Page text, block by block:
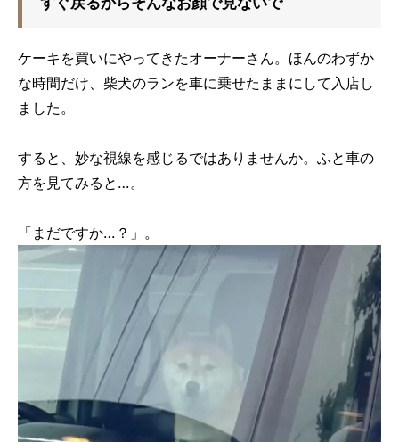
ケーキを買いにやってきたオーナーさん。ほんのわずか
な時間だけ、柴犬のランを車に乗せたままにして入店し
ました。
すると、妙な視線を感じるではありませんか。ふと車の
方を見てみると…。
「まだですか…？」。